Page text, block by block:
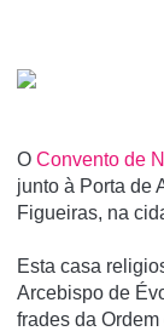
O Convento de
junto à Porta de
Figueiras, na
Esta casa
Arcebispo de
frades da